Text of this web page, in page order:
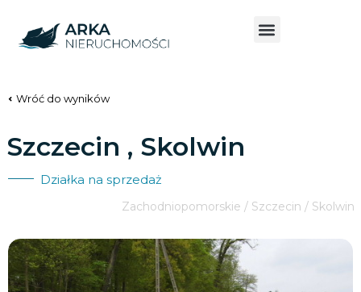
Wróć do wyników
Szczecin , Skolwin
Działka na sprzedaż
Zachodniopomorskie / Szczecin / Skolwin